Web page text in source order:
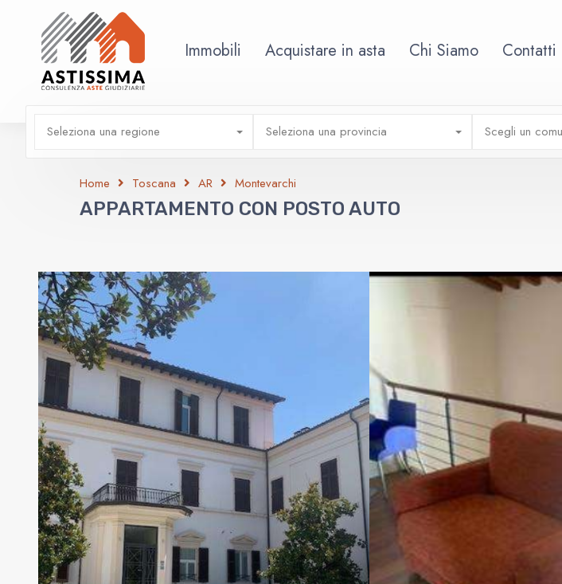
Immobili Acquistare in asta Chi Siamo Contatti
Seleziona una regione Seleziona una provincia Scegli un
Home Toscana AR Montevarchi
APPARTAMENTO CON POSTO AUTO